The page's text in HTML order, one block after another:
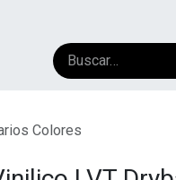
Colores